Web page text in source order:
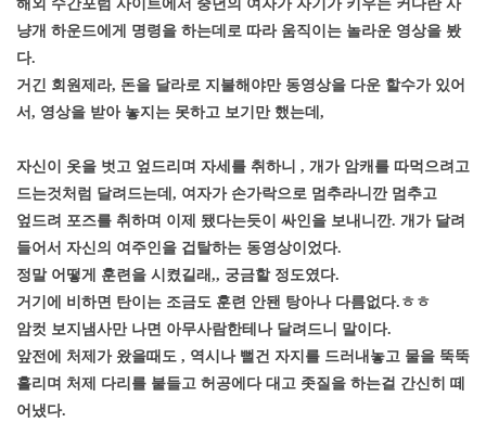
해외 수간포럼 사이트에서 중년의 여자가 자기가 키우는 커다란 사
냥개 하운드에게 명령을 하는데로 따라 움직이는 놀라운 영상을 봤
다.
거긴 회원제라, 돈을 달라로 지불해야만 동영상을 다운 할수가 있어
서, 영상을 받아 놓지는 못하고 보기만 했는데,
자신이 옷을 벗고 엎드리며 자세를 취하니 , 개가 암캐를 따먹으려고
드는것처럼 달려드는데, 여자가 손가락으로 멈추라니깐 멈추고
엎드려 포즈를 취하며 이제 됐다는듯이 싸인을 보내니깐. 개가 달려
들어서 자신의 여주인을 겁탈하는 동영상이었다.
정말 어떻게 훈련을 시켰길래,, 궁금할 정도였다.
거기에 비하면 탄이는 조금도 훈련 안됀 탕아나 다름없다.ㅎㅎ
암컷 보지냄사만 나면 아무사람한테나 달려드니 말이다.
앞전에 처제가 왔을때도 , 역시나 뻘건 자지를 드러내놓고 물을 뚝뚝
흘리며 처제 다리를 붙들고 허공에다 대고 좃질을 하는걸 간신히 떼
어냈다.